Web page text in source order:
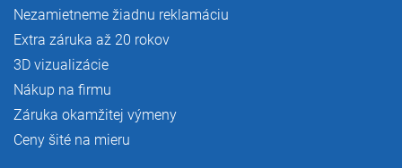
Nezamietneme žiadnu reklamáciu
Extra záruka až 20 rokov
3D vizualizácie
Nákup na firmu
Záruka okamžitej výmeny
Ceny šité na mieru